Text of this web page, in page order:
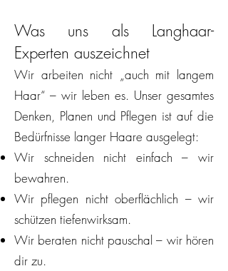
Was uns als Langhaar-
Experten auszeichnet
Wir arbeiten nicht „auch mit langem
Haar“ – wir leben es. Unser gesamtes
Denken, Planen und Pflegen ist auf die
Bedürfnisse langer Haare ausgelegt:
Wir schneiden nicht einfach – wir
bewahren.
Wir pflegen nicht oberflächlich – wir
schützen tiefenwirksam.
Wir beraten nicht pauschal – wir hören
dir zu.